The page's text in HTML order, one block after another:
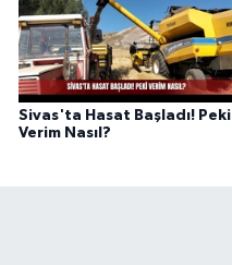
Sivas'ta Hasat Başladı! Peki
Verim Nasıl?